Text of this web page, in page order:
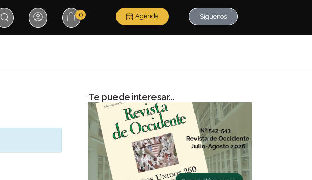
0 Agenda Síguenos
Te puede interesar...